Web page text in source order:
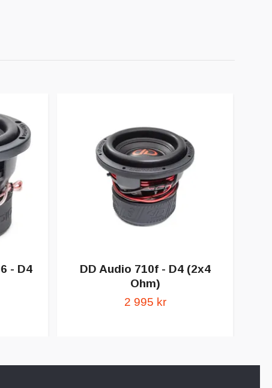
- D4
DD Audio 710f - D4 (2x4
Ohm)
2 995 kr